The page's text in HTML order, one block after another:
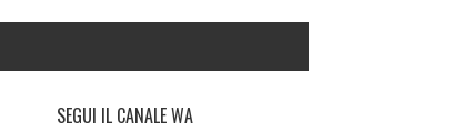
SEGUI IL CANALE WA